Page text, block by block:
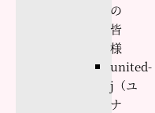
の
皆
様
united-
j（ユ
ナ